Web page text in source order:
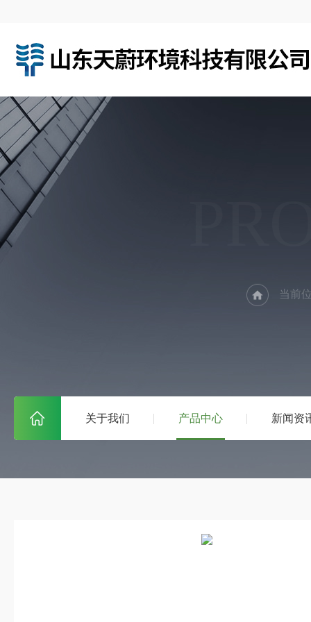
关于我们 产品中心 新闻资
当前